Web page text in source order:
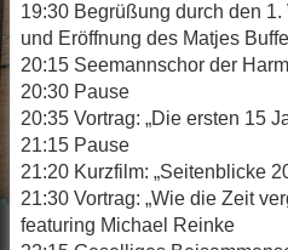
19:30 Begrüßung durch den
und Eröffnung des Matjes
20:15 Seemannschor der
20:30 Pause
20:35 Vortrag: „Die ersten 15
21:15 Pause
21:20 Kurzfilm: „Seitenblicke
21:30 Vortrag: „Wie die Zeit
featuring Michael Reinke